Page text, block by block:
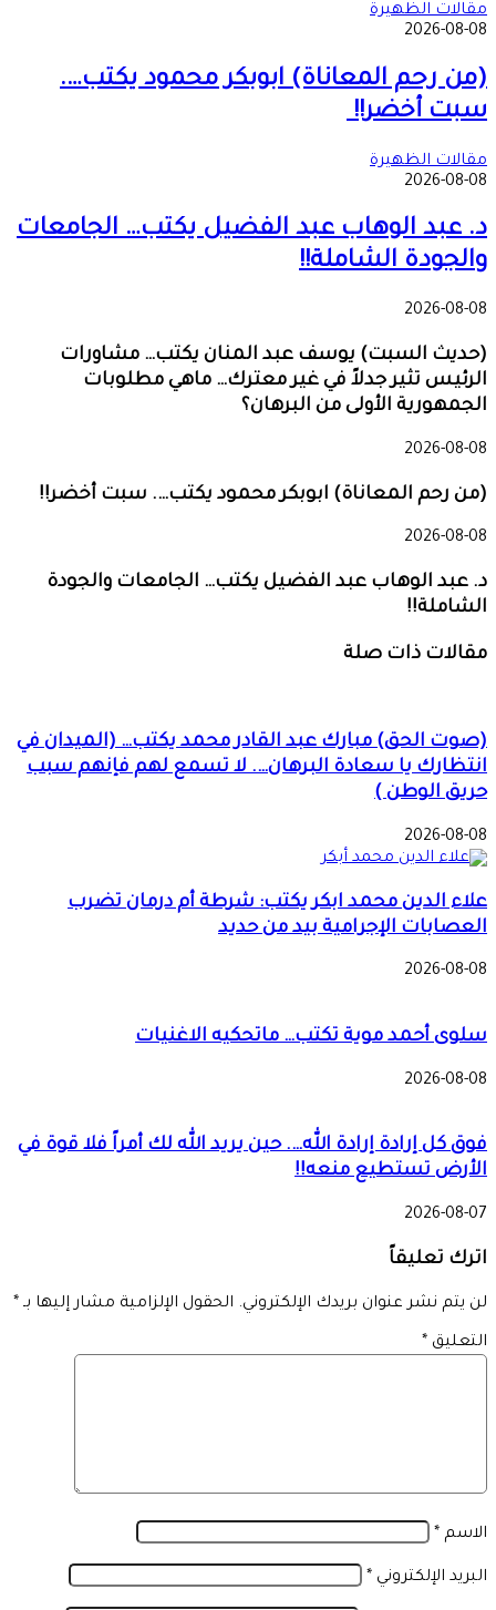
مقالات الظهيرة
2026-08-08
(من رحم المعاناة) ابوبكر محمود يكتب….
سبت أخضر!!
مقالات الظهيرة
2026-08-08
د. عبد الوهاب عبد الفضيل يكتب… الجامعات
والجودة الشاملة!!
2026-08-08
(حديث السبت) يوسف عبد المنان يكتب… مشاورات
الرئيس تثير جدلاً في غير معترك… ماهي مطلوبات
الجمهورية الأولى من البرهان؟
2026-08-08
(من رحم المعاناة) ابوبكر محمود يكتب…. سبت أخضر!!
2026-08-08
د. عبد الوهاب عبد الفضيل يكتب… الجامعات والجودة
الشاملة!!
مقالات ذات صلة
(صوت الحق) مبارك عبد القادر محمد يكتب… (الميدان في
انتظارك يا سعادة البرهان…. لا تسمع لهم فإنهم سبب
حريق الوطن )
2026-08-08
علاء الدين محمد ابكر يكتب: شرطة أم درمان تضرب
العصابات الإجرامية بيد من حديد
2026-08-08
سلوى أحمد موية تكتب… ماتحكيه الاغنيات
2026-08-08
فوق كل إرادة إرادة الله…. حين يريد الله لك أمراً فلا قوة في
الأرض تستطيع منعه!!
2026-08-07
اترك تعليقاً
لن يتم نشر عنوان بريدك الإلكتروني. الحقول الإلزامية مشار إليها بـ *
التعليق *
الاسم *
البريد الإلكتروني *